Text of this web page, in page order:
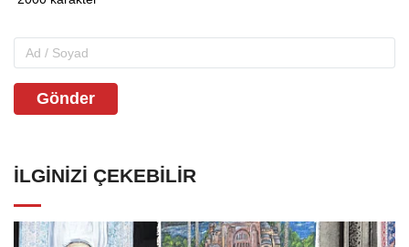
Gönder
İLGINIZI ÇEKEBILIR